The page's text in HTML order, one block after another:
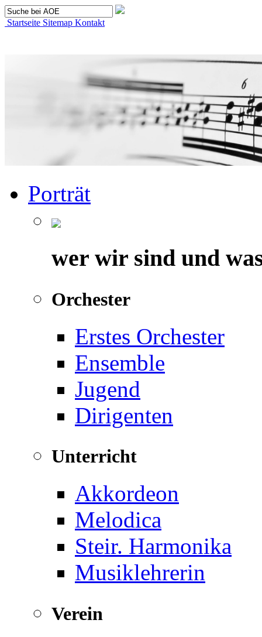
Startseite Sitemap Kontakt
Porträt
wer wir sind und
Orchester
Erstes Orchester
Ensemble
Jugend
Dirigenten
Unterricht
Akkordeon
Melodica
Steir. Harmonika
Musiklehrerin
Verein